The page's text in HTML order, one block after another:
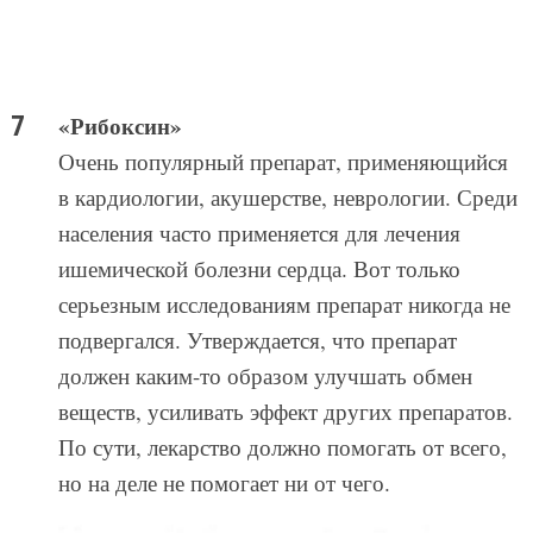
«Рибоксин»
Очень популярный препарат, применяющийся
в кардиологии, акушерстве, неврологии. Среди
населения часто применяется для лечения
ишемической болезни сердца. Вот только
серьезным исследованиям препарат никогда не
подвергался. Утверждается, что препарат
должен каким-то образом улучшать обмен
веществ, усиливать эффект других препаратов.
По сути, лекарство должно помогать от всего,
но на деле не помогает ни от чего.